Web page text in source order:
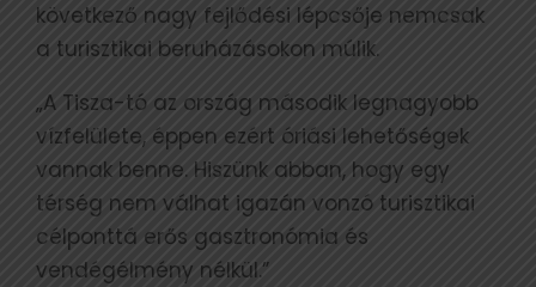
következő nagy fejlődési lépcsője nemcsak
a turisztikai beruházásokon múlik.
„A Tisza-tó az ország második legnagyobb
vízfelülete, éppen ezért óriási lehetőségek
vannak benne. Hiszünk abban, hogy egy
térség nem válhat igazán vonzó turisztikai
célponttá erős gasztronómia és
vendégélmény nélkül.”